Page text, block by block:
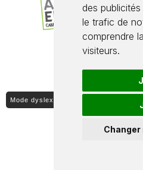
des
le trafic de
comprendre
visiteurs.
Mode dyslexique ON / OFF